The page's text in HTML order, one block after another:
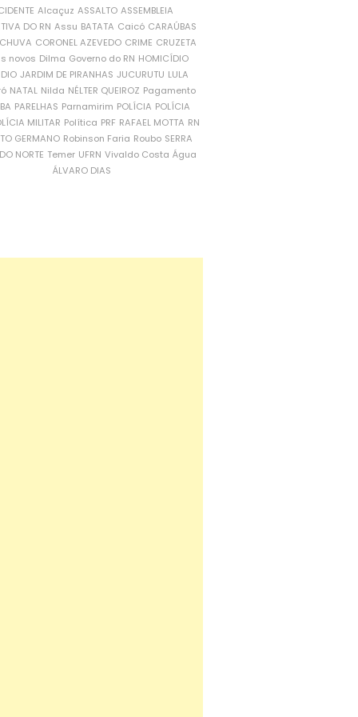
Alcaçuz ASSALTO ASSEMBLEIA
DO RN Assu BATATA Caicó CARAÚBAS
CORONEL AZEVEDO CRIME CRUZETA
novos Dilma Governo do RN HOMICÍDIO
JARDIM DE PIRANHAS JUCURUTU LULA
NATAL Nilda NÉLTER QUEIROZ Pagamento
PARELHAS Parnamirim POLÍCIA POLÍCIA
MILITAR Política PRF RAFAEL MOTTA RN
GERMANO Robinson Faria Roubo SERRA
NORTE Temer UFRN Vivaldo Costa Água
ÁLVARO DIAS